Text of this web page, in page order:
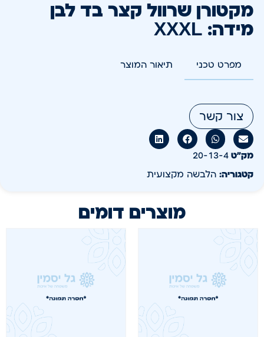
מקטורן שרוול קצר בד לבן
מידה: XXXL
מפרט טכני תיאור המוצר
צור קשר
מק״ט 20-13-4
קטגוריה: הלבשה מקצועית
מוצרים דומים